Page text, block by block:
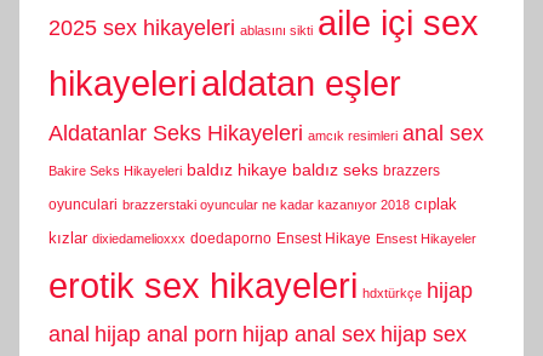
2025 sex hikayeleri ablasını sikti aile içi sex
hikayelerialdatan eşler
Aldatanlar Seks Hikayeleri amcık resimleri anal sex
Bakire Seks Hikayeleri baldız hikaye baldız seks brazzers
oyunculari brazzerstaki oyuncular ne kadar kazanıyor 2018 cıplak
kızlar dixiedamelioxxx doedaporno Ensest Hikaye Ensest Hikayeler
erotik sex hikayeleri hdxtürkçe hijap
anal hijap anal porn hijap anal sex hijap sex